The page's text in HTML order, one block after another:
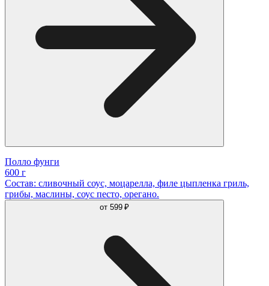
Полло фунги
600 г
Состав: сливочный соус, моцарелла, филе цыпленка гриль,
грибы, маслины, соус песто, орегано.
от 599 ₽